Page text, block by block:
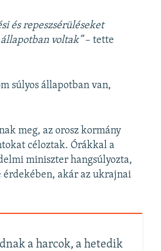
és repeszsérüléseket
voltak”– tette
súlyos állapotban van,
meg, az orosz kormány
céloztak. Órákkal a
miniszter hangsúlyozta,
érdekében, akár az ukrajnai
a harcok, a hetedik